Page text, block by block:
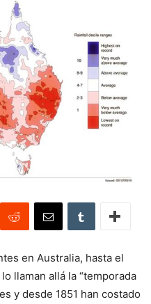
en Australia, hasta el
llaman allá la “temporada
y desde 1851 han costado